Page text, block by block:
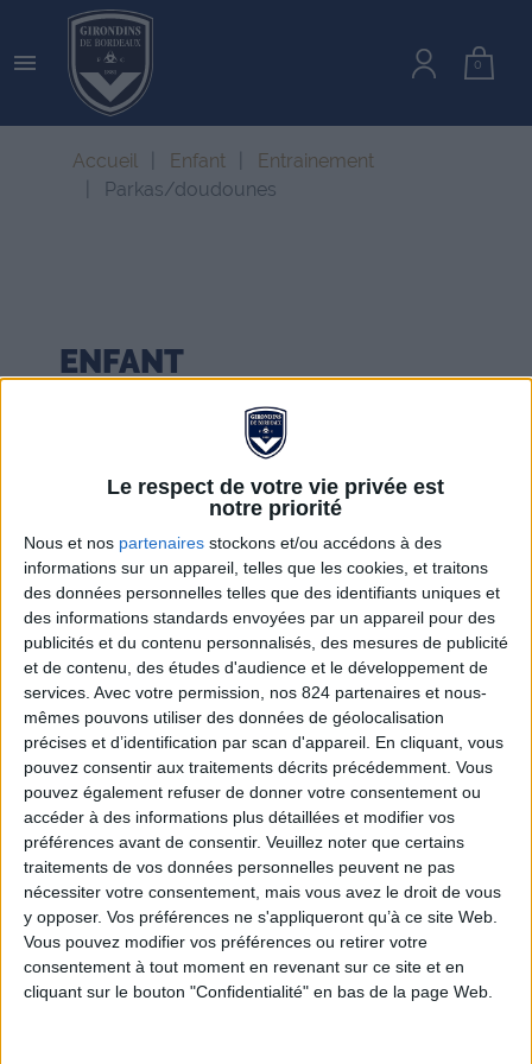
Le respect de votre vie privée est
notre priorité
Nous et nos partenaires stockons et/ou accédons à des
informations sur un appareil, telles que les cookies, et traitons
des données personnelles telles que des identifiants uniques et
des informations standards envoyées par un appareil pour des
publicités et du contenu personnalisés, des mesures de publicité
et de contenu, des études d'audience et le développement de
services. Avec votre permission, nos 824 partenaires et nous-
mêmes pouvons utiliser des données de géolocalisation
précises et d’identification par scan d'appareil. En cliquant, vous
pouvez consentir aux traitements décrits précédemment. Vous
pouvez également refuser de donner votre consentement ou
accéder à des informations plus détaillées et modifier vos
préférences avant de consentir. Veuillez noter que certains
traitements de vos données personnelles peuvent ne pas
nécessiter votre consentement, mais vous avez le droit de vous
y opposer. Vos préférences ne s'appliqueront qu’à ce site Web.
Vous pouvez modifier vos préférences ou retirer votre
consentement à tout moment en revenant sur ce site et en
cliquant sur le bouton "Confidentialité" en bas de la page Web.
 0
Accueil Enfant
Entrainement
Parkas/doudounes
ENFANT
PARKAS/DOUDOUNES
Veuillez nous excuser pour le désagrément.
Effectuez une nouvelle recherche
close

LIVRAISON OFFERTE
à partir de 100€ d’achats en France